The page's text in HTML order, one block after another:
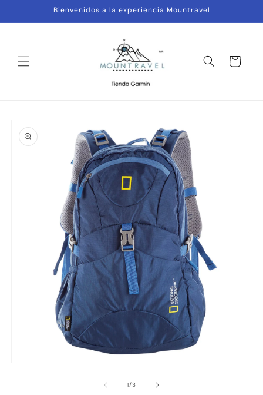
directamente
al contenido
Bienvenidos a la experiencia Mountravel
Carrito
información
1/de
3